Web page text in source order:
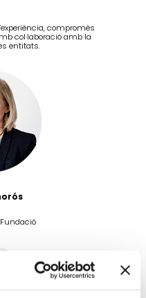
compromès
col·laboració amb la
entitats.